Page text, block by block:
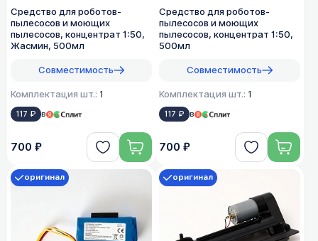
Средство для роботов-
пылесосов и моющих
пылесосов, концентрат 1:50,
Жасмин, 500мл
Совместимость
Комплектация шт.: 1
117 ₽ в
700 ₽
Средство для роботов-
пылесосов и моющих
пылесосов, концентрат 1:50,
500мл
Совместимость
Комплектация шт.: 1
117 ₽ в
700 ₽
оригинал оригинал